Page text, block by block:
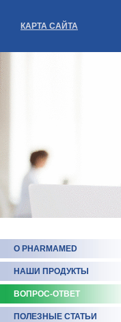
КАРТА САЙТА
О PHARMAMED
НАШИ ПРОДУКТЫ
ВОПРОС-ОТВЕТ
ПОЛЕЗНЫЕ СТАТЬИ